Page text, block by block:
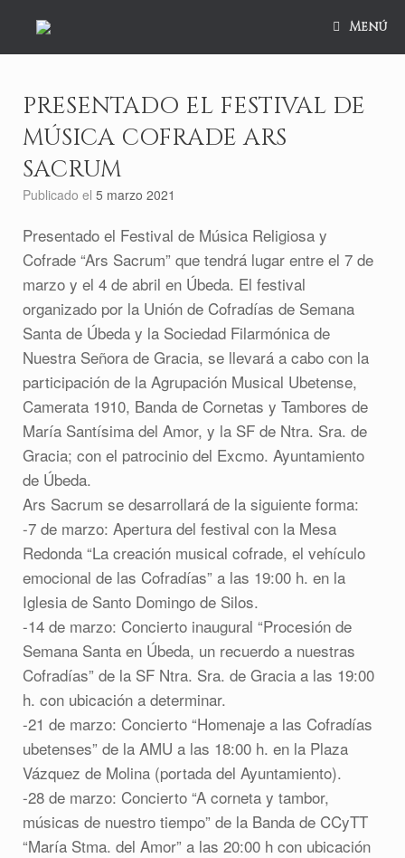
Menú
PRESENTADO EL FESTIVAL DE
MÚSICA COFRADE ARS
SACRUM
Publicado el 5 marzo 2021
Presentado el Festival de Música Religiosa y
Cofrade “Ars Sacrum” que tendrá lugar entre el 7 de
marzo y el 4 de abril en Úbeda. El festival
organizado por la Unión de Cofradías de Semana
Santa de Úbeda y la Sociedad Filarmónica de
Nuestra Señora de Gracia, se llevará a cabo con la
participación de la Agrupación Musical Ubetense,
Camerata 1910, Banda de Cornetas y Tambores de
María Santísima del Amor, y la SF de Ntra. Sra. de
Gracia; con el patrocinio del Excmo. Ayuntamiento
de Úbeda.
Ars Sacrum se desarrollará de la siguiente forma:
-7 de marzo: Apertura del festival con la Mesa
Redonda “La creación musical cofrade, el vehículo
emocional de las Cofradías” a las 19:00 h. en la
Iglesia de Santo Domingo de Silos.
-14 de marzo: Concierto inaugural “Procesión de
Semana Santa en Úbeda, un recuerdo a nuestras
Cofradías” de la SF Ntra. Sra. de Gracia a las 19:00
h. con ubicación a determinar.
-21 de marzo: Concierto “Homenaje a las Cofradías
ubetenses” de la AMU a las 18:00 h. en la Plaza
Vázquez de Molina (portada del Ayuntamiento).
-28 de marzo: Concierto “A corneta y tambor,
músicas de nuestro tiempo” de la Banda de CCyTT
“María Stma. del Amor” a las 20:00 h con ubicación